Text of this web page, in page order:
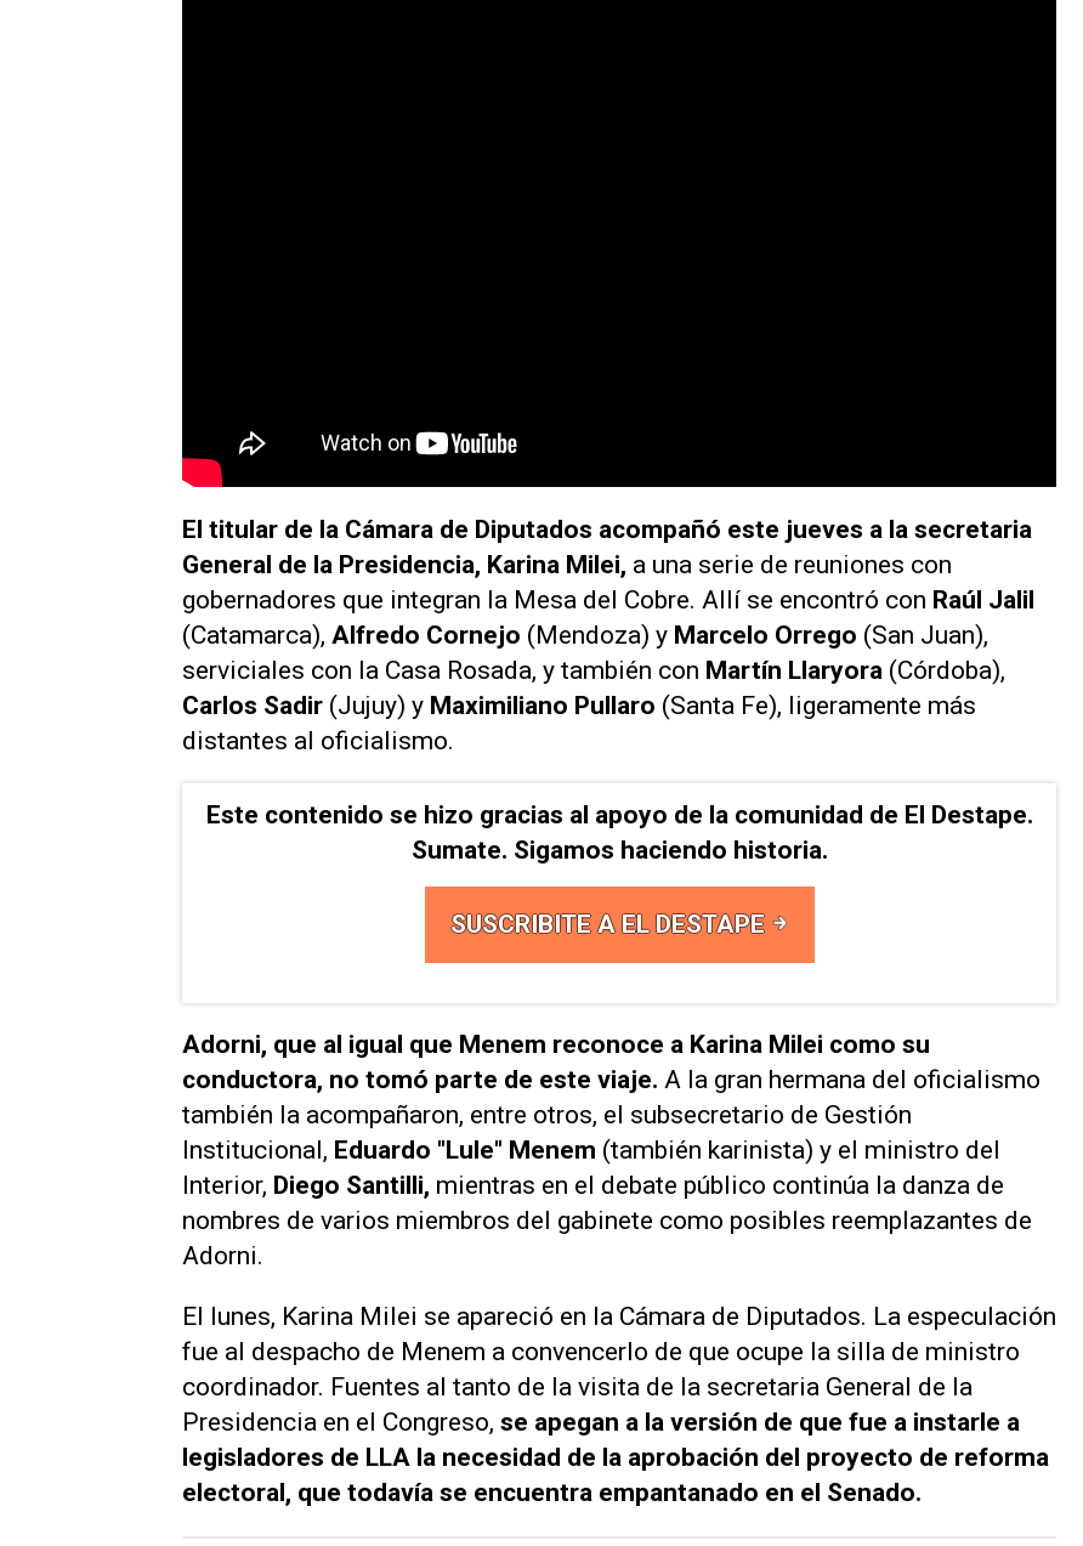
El titular de la Cámara de Diputados acompañó este jueves a la secretaria
General de la Presidencia, Karina Milei, a una serie de reuniones con
gobernadores que integran la Mesa del Cobre. Allí se encontró con Raúl Jalil
(Catamarca), Alfredo Cornejo (Mendoza) y Marcelo Orrego (San Juan),
serviciales con la Casa Rosada, y también con Martín Llaryora (Córdoba),
Carlos Sadir (Jujuy) y Maximiliano Pullaro (Santa Fe), ligeramente más
distantes al oficialismo.
Este contenido se hizo gracias al apoyo de la comunidad de El Destape.
Sumate. Sigamos haciendo historia.
SUSCRIBITE A EL DESTAPE
Adorni, que al igual que Menem reconoce a Karina Milei como su
conductora, no tomó parte de este viaje. A la gran hermana del oficialismo
también la acompañaron, entre otros, el subsecretario de Gestión
Institucional, Eduardo "Lule" Menem (también karinista) y el ministro del
Interior, Diego Santilli, mientras en el debate público continúa la danza de
nombres de varios miembros del gabinete como posibles reemplazantes de
Adorni.
El lunes, Karina Milei se apareció en la Cámara de Diputados. La especulación
fue al despacho de Menem a convencerlo de que ocupe la silla de ministro
coordinador. Fuentes al tanto de la visita de la secretaria General de la
Presidencia en el Congreso, se apegan a la versión de que fue a instarle a
legisladores de LLA la necesidad de la aprobación del proyecto de reforma
electoral, que todavía se encuentra empantanado en el Senado.